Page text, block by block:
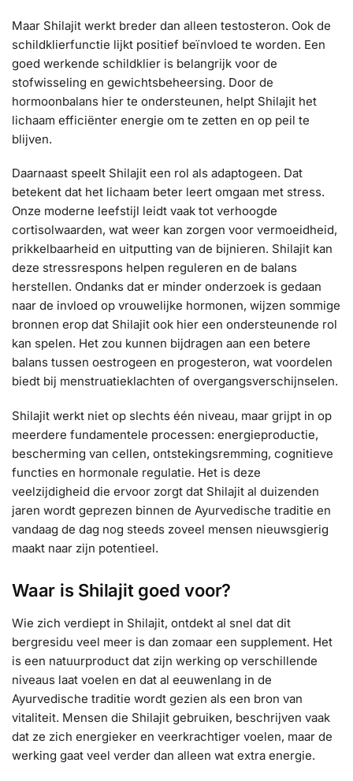
Maar Shilajit werkt breder dan alleen testosteron. Ook de
schildklierfunctie lijkt positief beïnvloed te worden. Een
goed werkende schildklier is belangrijk voor de
stofwisseling en gewichtsbeheersing. Door de
hormoonbalans hier te ondersteunen, helpt Shilajit het
lichaam efficiënter energie om te zetten en op peil te
blijven.
Daarnaast speelt Shilajit een rol als adaptogeen. Dat
betekent dat het lichaam beter leert omgaan met stress.
Onze moderne leefstijl leidt vaak tot verhoogde
cortisolwaarden, wat weer kan zorgen voor vermoeidheid,
prikkelbaarheid en uitputting van de bijnieren. Shilajit kan
deze stressrespons helpen reguleren en de balans
herstellen. Ondanks dat er minder onderzoek is gedaan
naar de invloed op vrouwelijke hormonen, wijzen sommige
bronnen erop dat Shilajit ook hier een ondersteunende rol
kan spelen. Het zou kunnen bijdragen aan een betere
balans tussen oestrogeen en progesteron, wat voordelen
biedt bij menstruatieklachten of overgangsverschijnselen.
Shilajit werkt niet op slechts één niveau, maar grijpt in op
meerdere fundamentele processen: energieproductie,
bescherming van cellen, ontstekingsremming, cognitieve
functies en hormonale regulatie. Het is deze
veelzijdigheid die ervoor zorgt dat Shilajit al duizenden
jaren wordt geprezen binnen de Ayurvedische traditie en
vandaag de dag nog steeds zoveel mensen nieuwsgierig
maakt naar zijn potentieel.
Waar is Shilajit goed voor?
Wie zich verdiept in Shilajit, ontdekt al snel dat dit
bergresidu veel meer is dan zomaar een supplement. Het
is een natuurproduct dat zijn werking op verschillende
niveaus laat voelen en dat al eeuwenlang in de
Ayurvedische traditie wordt gezien als een bron van
vitaliteit. Mensen die Shilajit gebruiken, beschrijven vaak
dat ze zich energieker en veerkrachtiger voelen, maar de
werking gaat veel verder dan alleen wat extra energie.